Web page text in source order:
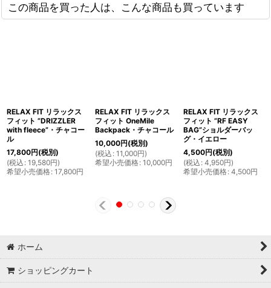
この商品を買った人は、こんな商品も買っています
RELAX FIT リラックス
フィット ”DRIZZLER
with fleece”・チャコー
ル
17,800円(税別)
(税込 : 19,580円)
希望小売価格: 17,800円
RELAX FIT リラックス
フィット OneMile
Backpack・チャコール
10,000円(税別)
(税込 : 11,000円)
希望小売価格: 10,000円
RELAX FIT リラックス
フィット ”RF EASY
BAG”ショルダーバッ
グ・イエロー
4,500円(税別)
(税込 : 4,950円)
希望小売価格: 4,500円
ホーム
ショッピングカート